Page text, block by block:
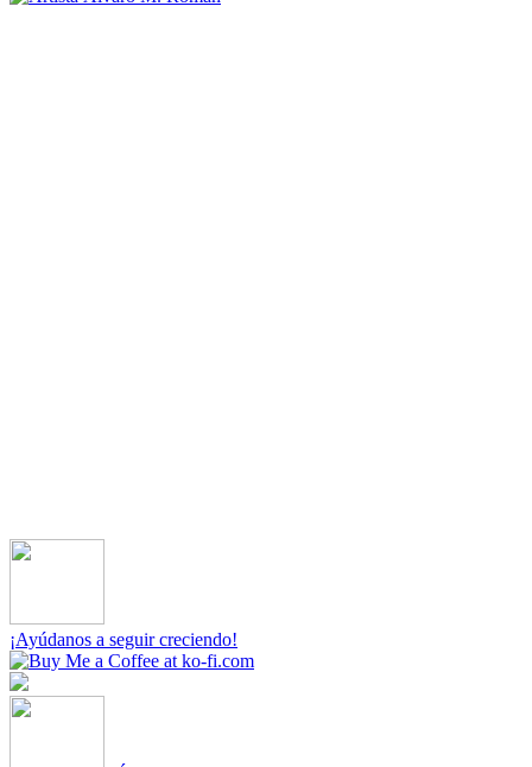
¡Ayúdanos a seguir creciendo!